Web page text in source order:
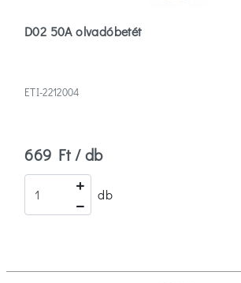
D02 50A olvadóbetét
ETI-2212004
669 Ft / db
db